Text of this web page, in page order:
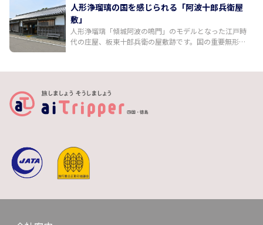
頂展望台へは、自然を感じながら30分程度で登り切れる
ハイキングコース、国道192号からと438号からの二つ
のドライブルートのほか、ふもとの阿波おどり会館から
山頂までロープウェイがあります。
人形浄瑠璃の国を感じられる「阿波十郎兵衛屋
敷」
人形浄瑠璃「傾城阿波の鳴門」のモデルとなった江戸時
代の庄屋、板東十郎兵衛の屋敷跡です。国の重要無形民
られる情感ある人形の動きに引き込まれる約30分の鑑賞
中には、江戸時代に藍の取り引きによって花開いた豊か
な日本の伝統芸能が今も息づいています。【有料】